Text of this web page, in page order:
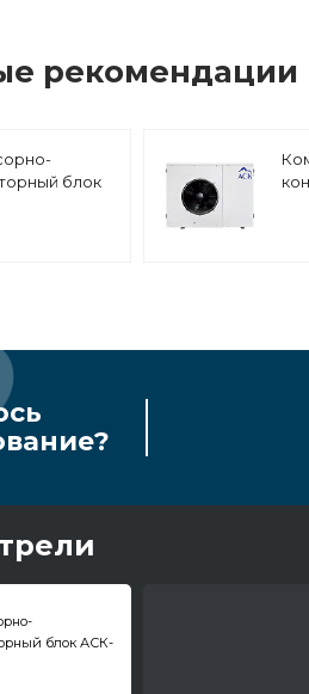
рекомендации
блок
блок АСК-